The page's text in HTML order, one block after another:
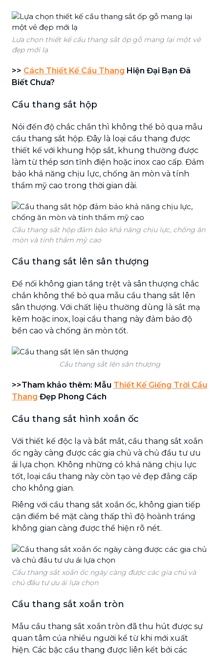
Lựa chọn thiết kế cầu thang sắt ốp gỗ mang lại một vẻ
đẹp mới lạ
>> Cách Thiết Kế Cầu Thang Hiện Đại Bạn Đã
Biết Chưa?
Cầu thang sắt hộp
Nói đến độ chắc chắn thì không thể bỏ qua mẫu
cầu thang sắt hộp. Đây là loại cầu thang được
thiết kế với khung hộp sắt, khung thường được
làm từ thép sơn tĩnh điện hoặc inox cao cấp. Đảm
bảo khả năng chịu lực, chống ăn mòn và tính
thẩm mỹ cao trong thời gian dài.
Cầu thang sắt hộp đảm bảo khả năng chịu lực, chống ăn
mòn và tính thẩm mỹ cao
Cầu thang sắt lên sân thượng
Để nối không gian tầng trệt và sân thượng chắc
chắn không thể bỏ qua mẫu cầu thang sắt lên
sân thượng. Với chất liệu thường dùng là sắt mạ
kẽm hoặc inox, loại cầu thang này đảm bảo độ
bền cao và chống ăn mòn tốt.
Cầu thang sắt lên sân thượng
>>Tham khảo thêm: Mẫu Thiết Kế Giếng Trời Cầu
Thang Đẹp Phong Cách
Cầu thang sắt hình xoắn ốc
Với thiết kế độc lạ và bắt mắt, cầu thang sắt xoắn
ốc ngày càng được các gia chủ và chủ đầu tư ưu
ái lựa chọn. Không những có khả năng chịu lực
tốt, loại cầu thang này còn tạo vẻ đẹp đẳng cấp
cho không gian.
Riêng với cầu thang sắt xoắn ốc, không gian tiếp
cận điểm bề mặt càng thấp thì độ hoành tráng
không gian càng được thể hiện rõ nét.
Cầu thang sắt xoắn ốc ngày càng được các gia chủ và
chủ đầu tư ưu ái lựa chọn
Cầu thang sắt xoắn tròn
Mẫu cầu thang sắt xoắn tròn đã thu hút được sự
quan tâm của nhiều người kể từ khi mới xuất
hiện. Các bậc cầu thang được liên kết bởi các